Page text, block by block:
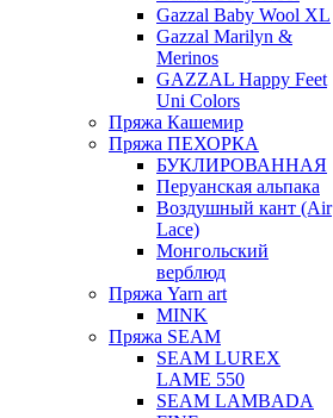
Gazzal Baby Wool XL
Gazzal Marilyn &
Merinos
GAZZAL Happy Feet
Uni Colors
Пряжа Кашемир
Пряжа ПЕХОРКА
БУКЛИРОВАННАЯ
Перуанская альпака
Воздушный кант (Air
Lace)
Монгольский
верблюд
Пряжа Yarn art
MINK
Пряжа SEAM
SEAM LUREX
LAME 550
SEAM LAMBADA